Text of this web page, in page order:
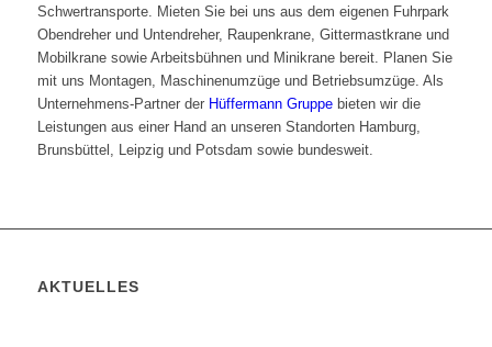
Schwertransporte. Mieten Sie bei uns aus dem eigenen Fuhrpark
Obendreher und Untendreher, Raupenkrane, Gittermastkrane und
Mobilkrane sowie Arbeitsbühnen und Minikrane bereit. Planen Sie
mit uns Montagen, Maschinenumzüge und Betriebsumzüge. Als
Unternehmens-Partner der Hüffermann Gruppebieten wir die
Leistungen aus einer Hand an unseren Standorten Hamburg,
Brunsbüttel, Leipzig und Potsdam sowie bundesweit.
AKTUELLES